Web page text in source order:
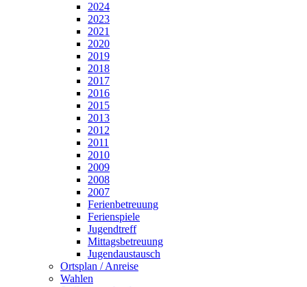
2024
2023
2021
2020
2019
2018
2017
2016
2015
2013
2012
2011
2010
2009
2008
2007
Ferienbetreuung
Ferienspiele
Jugendtreff
Mittagsbetreuung
Jugendaustausch
Ortsplan / Anreise
Wahlen